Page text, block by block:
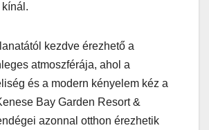
kínál.
kezdve érezhető a
atmoszférája, ahol a
és a modern kényelem kéz a
Bay Garden Resort &
azonnal otthon érezhetik